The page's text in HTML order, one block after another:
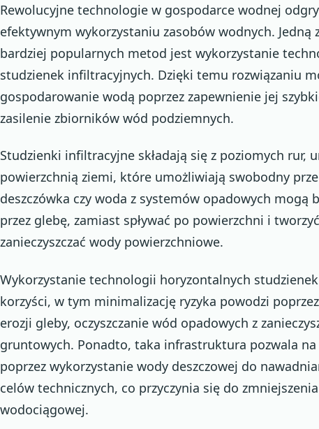
Rewolucyjne technologie w gospodarce wodnej
efektywnym wykorzystaniu zasobów wodnych. Jedną
bardziej popularnych metod jest wykorzystanie
studzienek infiltracyjnych. Dzięki temu rozwiązaniu
gospodarowanie wodą poprzez zapewnienie jej
zasilenie zbiorników wód podziemnych.
Studzienki infiltracyjne składają się z poziomych rur,
powierzchnią ziemi, które umożliwiają swobodny
deszczówka czy woda z systemów opadowych mogą
przez glebę, zamiast spływać po powierzchni i
zanieczyszczać wody powierzchniowe.
Wykorzystanie technologii horyzontalnych
korzyści, w tym minimalizację ryzyka powodzi
erozji gleby, oczyszczanie wód opadowych z
gruntowych. Ponadto, taka infrastruktura pozwala
poprzez wykorzystanie wody deszczowej do
celów technicznych, co przyczynia się do
wodociągowej.